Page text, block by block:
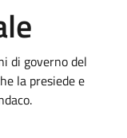
di governo del
la presiede e